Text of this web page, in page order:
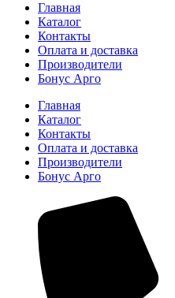
Главная
Каталог
Контакты
Оплата и доставка
Производители
Бонус Арго
Главная
Каталог
Контакты
Оплата и доставка
Производители
Бонус Арго